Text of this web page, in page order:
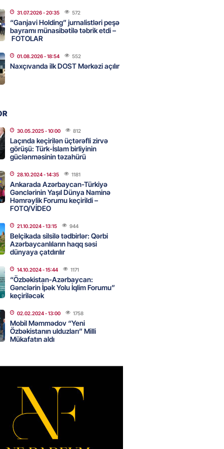
UNESCO-dakı yeni
kimdir? – DOSYE
- 16:00
pozan 26 nəfər tutuldu
və Yaroslavldakı
zavodunu vurub
- 15:30
Azərbaycanla bağlı tapşırıq
hərəkətə keçdi
kartını indi sifariş
komissiyasız
- 15:07 80
sədr müavinini AZCON
Ukraynaya qaz tədarük
hazırdır – Ceyhun Bayramov
- 14:45
31.07.2026- 20:35 572
“Ganjavi Holding” jurnalistləri peşə
bayramı münasibətilə təbrik etdi –
FOTOLAR
01.08.2026- 18:54 552
Naxçıvanda ilk DOST Mərkəzi açılır
30.05.2025- 10:00 812
Laçında keçirilən üçtərəfli zirvə
görüşü: Türk-İslam birliyinin
güclənməsinin təzahürü
28.10.2024- 14:35 1181
Ankarada Azərbaycan-Türkiyə
Gənclərinin Yaşıl Dünya Naminə
Həmrəylik Forumu keçirildi –
FOTO/VİDEO
21.10.2024- 13:15 944
Belçikada silsilə tədbirlər: Qərbi
Azərbaycanlıların haqq səsi
dünyaya çatdırılır
14.10.2024- 15:44 1171
“Özbəkistan-Azərbaycan:
Gənclərin İpək Yolu İqlim Forumu”
keçiriləcək
02.02.2024- 13:00 1758
Mobil Məmmədov “Yeni
Özbəkistanın ulduzları” Milli
Mükafatın aldı